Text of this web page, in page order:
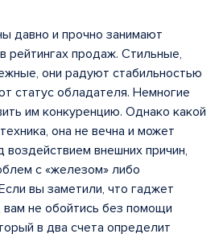
давно и прочно занимают
рейтингах продаж. Стильные,
они радуют стабильностью
статус обладателя. Немногие
им конкуренцию. Однако какой
она не вечна и может
воздействием внешних причин,
с «железом» либо
вы заметили, что гаджет
вам не обойтись без помощи
в два счета определит